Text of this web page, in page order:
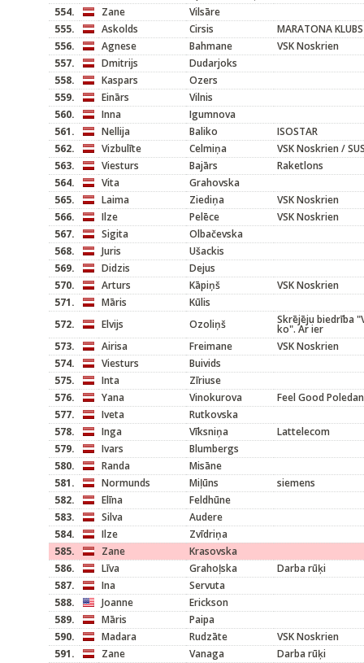
554.
Zane
Vilsāre
555.
Askolds Cirsis
MARATONA KLUBS
556.
Agnese Bahmane
VSK Noskrien
557.
Dmitrijs
Dudarjoks
558.
Kaspars
Ozers
559.
Einārs
Vilnis
560.
Inna
Igumnova
561.
Nellija Baliko
ISOSTAR
562.
Vizbulīte Celmiņa
VSK Noskrien /
563.
Viesturs Bajārs
Raketlons
564.
Vita
Grahovska
565.
Laima Ziediņa
VSK Noskrien
566.
Ilze Pelēce
VSK Noskrien
567.
Sigita
Olbačevska
568.
Juris
Ušackis
569.
Didzis
Dejus
570.
Arturs Kāpiņš
VSK Noskrien
571.
Māris
Kūlis
572.
Elvijs Ozoliņš Skrējēju biedrība
ko". Ar ier
573.
Airisa Freimane
VSK Noskrien
574.
Viesturs
Buivids
575.
Inta
Zīriuse
576.
Yana Vinokurova
Feel Good
577.
Iveta
Rutkovska
578.
Inga Vīksniņa
Lattelecom
579.
Ivars
Blumbergs
580.
Randa
Misāne
581.
Normunds Miļūns
siemens
582.
Elīna
Feldhūne
583.
Silva
Audere
584.
Ilze
Zvīdriņa
585.
Zane
Krasovska
586.
Līva Grahoļska
Darba rūķi
587.
Ina
Servuta
588.
Joanne
Erickson
589.
Māris
Paipa
590.
Madara Rudzāte
VSK Noskrien
591.
Zane Vanaga
Darba rūķi